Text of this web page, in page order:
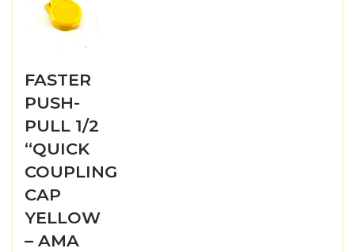
FASTER
PUSH-
PULL 1/2
“QUICK
COUPLING
CAP
YELLOW
– AMA